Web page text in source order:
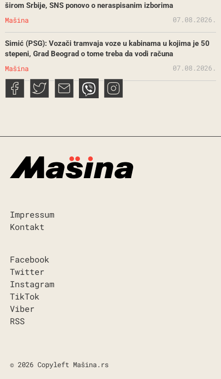
širom Srbije, SNS ponovo o neraspisanim izborima
Mašina 07.08.2026.
Simić (PSG): Vozači tramvaja voze u kabinama u kojima je 50
stepeni, Grad Beograd o tome treba da vodi računa
Mašina 07.08.2026.
Impressum
Kontakt
Facebook
Twitter
Instagram
TikTok
Viber
RSS
© 2026 Copyleft Mašina.rs